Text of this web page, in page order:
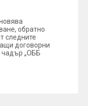
обратно
следните
договорни
„ОББ